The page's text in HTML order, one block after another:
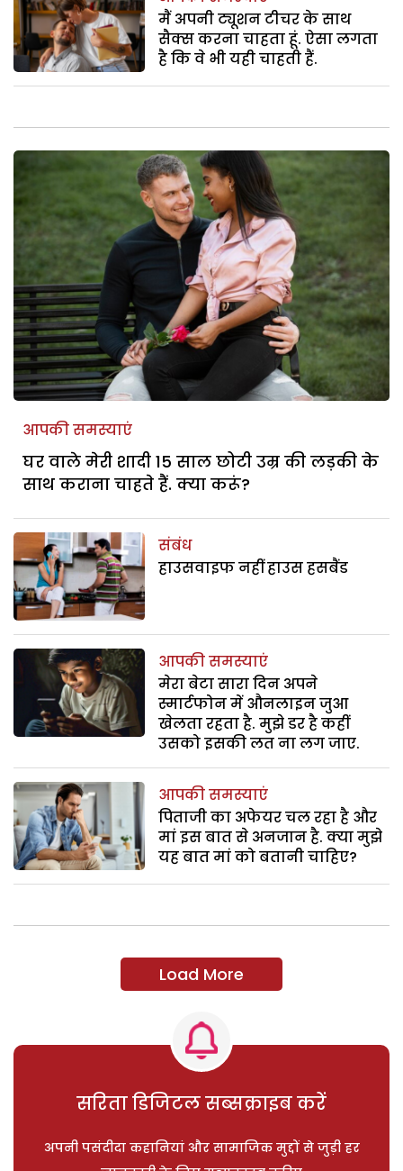
मैं अपनी ट्यूशन टीचर के साथ
सैक्स करना चाहता हूं. ऐसा लगता
है कि वे भी यही चाहती हैं.
आपकी समस्याएं
घर वाले मेरी शादी 15 साल छोटी उम्र की लड़की के
साथ कराना चाहते हैं. क्या करूं?
संबंध
हाउसवाइफ नहीं हाउस हसबैंड
आपकी समस्याएं
मेरा बेटा सारा दिन अपने
स्मार्टफोन में औनलाइन जुआ
खेलता रहता है. मुझे डर है कहीं
उसको इसकी लत ना लग जाए.
आपकी समस्याएं
पिताजी का अफेयर चल रहा है और
मां इस बात से अनजान है. क्या मुझे
यह बात मां को बतानी चाहिए?
Load More
सरिता डिजिटल सब्सक्राइब करें
अपनी पसंदीदा कहानियां और सामाजिक मुद्दों से जुड़ी हर